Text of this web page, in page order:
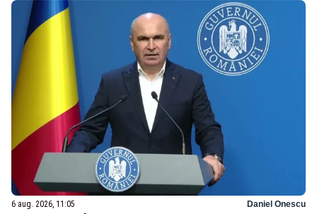
6 aug. 2026, 11:05 Daniel Onescu